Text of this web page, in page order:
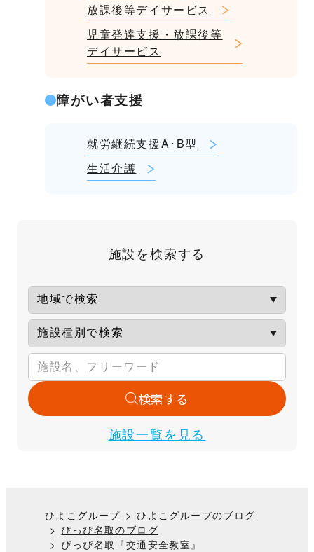
放課後等デイサービス
児童発達支援・放課後等
デイサービス
障がい者支援
就労継続支援A･B型
生活介護
施設を検索する
施設一覧を見る
検索する
ひよこグループ
ひよこグループのブログ
ぴっぴ名取のブログ
ぴっぴ名取『交通安全教室』